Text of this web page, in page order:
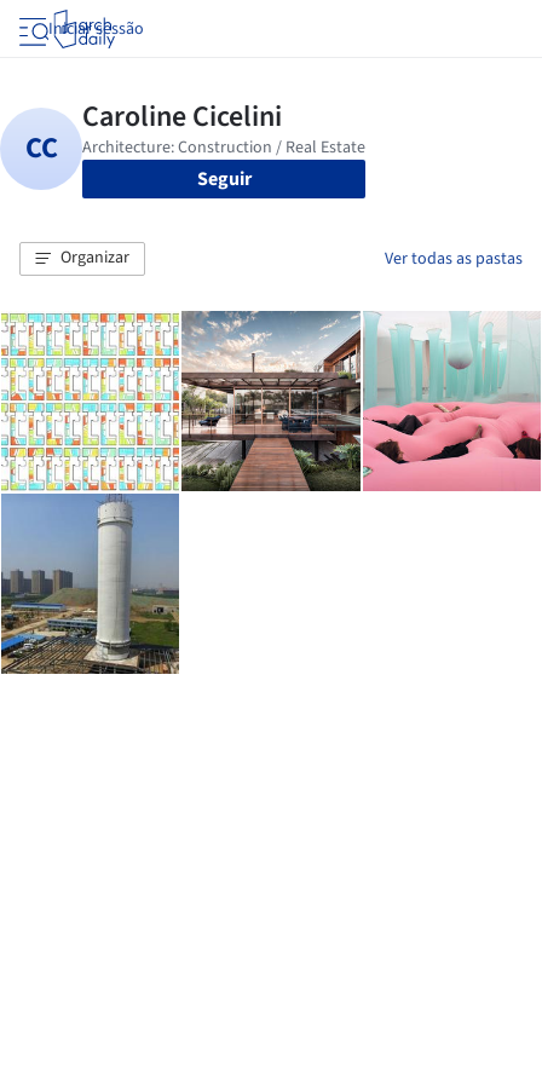
Iniciar sessão
Seguir
Organizar Ver todas as pastas